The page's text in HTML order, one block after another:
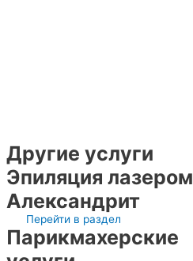
Другие услуги
Эпиляция лазером
Александрит
Перейти в раздел
Парикмахерские